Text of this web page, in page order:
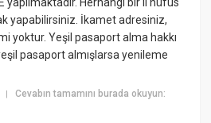
yapabilirsiniz. İkamet adresiniz,
yoktur. Yeşil pasaport alma hakkı
pasaport almışlarsa yenileme
|Cevabın tamamını burada okuyun: